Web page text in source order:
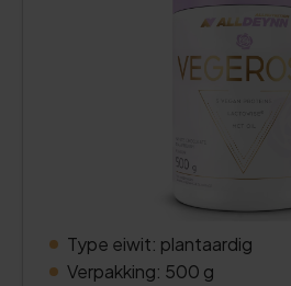
Type eiwit: plantaardig
Verpakking: 500 g